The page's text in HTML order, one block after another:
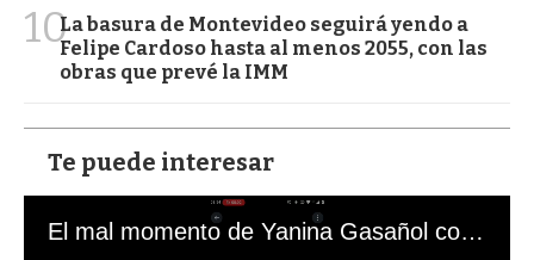
10La basura de Montevideo seguirá yendo a
Felipe Cardoso hasta al menos 2055, con las
obras que prevé la IMM
Te puede interesar
El mal momento de Yanina Gasañol con un hincha argentino en "Subrayado"